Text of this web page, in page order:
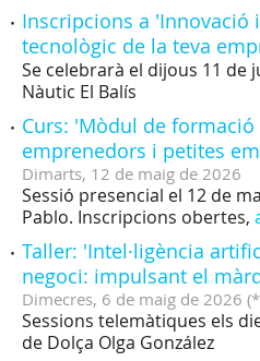
Inscripcions a 'Innovació
tecnològic de la teva
Se celebrarà el dijous 11 de
Nàutic El Balís
Curs: 'Mòdul de
emprenedors i petites
Dimarts, 12 de maig de 2026
Sessió presencial el 12 de
Pablo. Inscripcions obertes,
Taller: 'Intel·ligència
negoci: impulsant el
Dimecres, 6 de maig de 2026 (
Sessions telemàtiques els
de Dolça Olga González